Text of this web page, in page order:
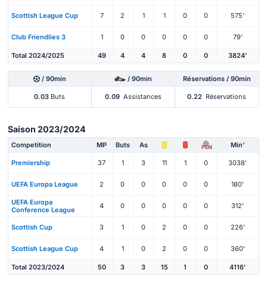
Scottish League Cup 7 2 1 1 0 0 575'
Club Friendlies 3 1 0 0 0 0 0 79'
Total 2024/2025 49 4 4 8 0 0 3824'
/ 90min / 90min Réservations / 90min
0.03 Buts 0.09 Assistances 0.22 Réservations
Saison 2023/2024
Competition MP Buts As PEN Min'
Premiership 37 1 3 11 1 0 3038'
UEFA Europa League 2 0 0 0 0 0 180'
UEFA Europa
Conference League
4 0 0 0 0 0 312'
Scottish Cup 3 1 0 2 0 0 226'
Scottish League Cup 4 1 0 2 0 0 360'
Total 2023/2024 50 3 3 15 1 0 4116'